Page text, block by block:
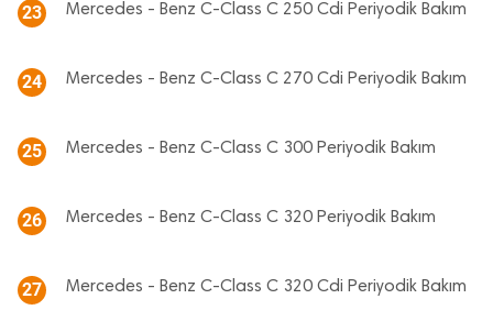
23 Mercedes - Benz C-Class C 250 Cdi Periyodik Bakım
24 Mercedes - Benz C-Class C 270 Cdi Periyodik Bakım
25 Mercedes - Benz C-Class C 300 Periyodik Bakım
26 Mercedes - Benz C-Class C 320 Periyodik Bakım
27 Mercedes - Benz C-Class C 320 Cdi Periyodik Bakım